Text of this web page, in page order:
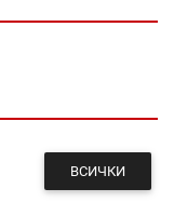
ВСИЧКИ